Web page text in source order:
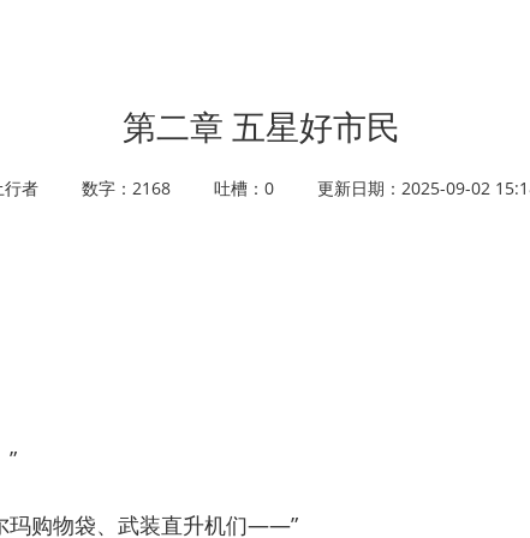
第二章 五星好市民
行者 数字：2168 吐槽：0 更新日期：2025-09-02
购物袋、武装直升机们——”